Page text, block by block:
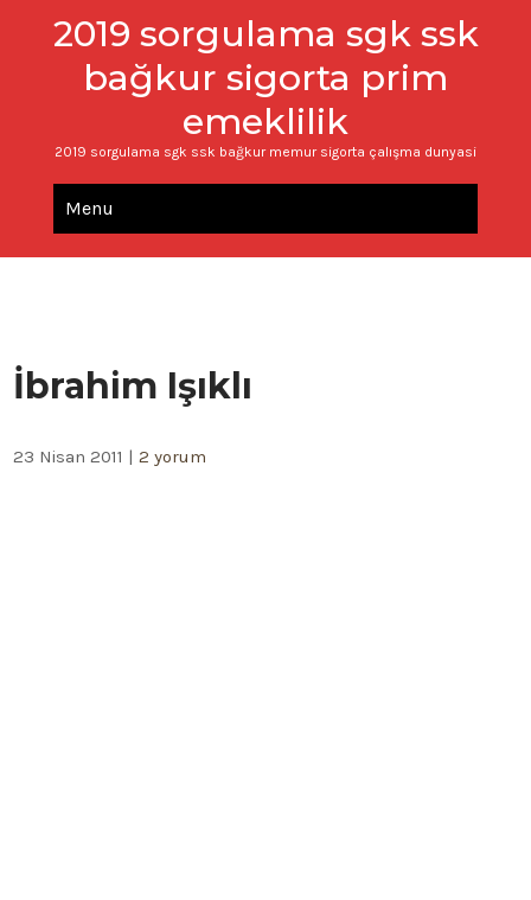
2019 sorgulama sgk ssk
bağkur sigorta prim
emeklilik
2019 sorgulama sgk ssk bağkur memur sigorta çalışma dunyasi
Menu
İbrahim Işıklı
23 Nisan 2011 |2 yorum